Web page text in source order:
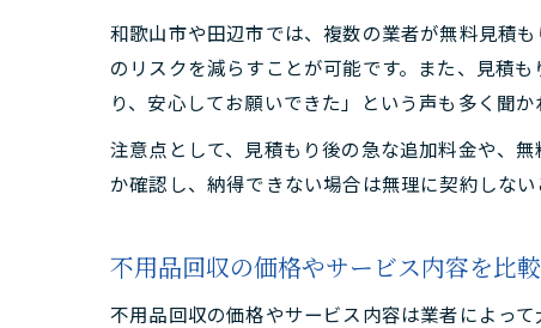
和歌山市や田辺市では、複数の業者が無料見積
のリスクを減らすことが可能です。また、見積
り、安心してお願いできた」という声も多く聞か
注意点として、見積もり後の急な追加料金や、
か確認し、納得できない場合は無理に契約しない
不用品回収の価格やサービス内容を比
不用品回収の価格やサービス内容は業者によっ